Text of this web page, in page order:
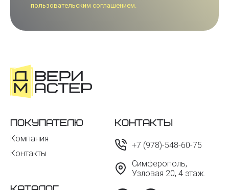
пользовательским соглашением.
Покупателю
Компания
Контакты
Контакты
+7 (978)-548-60-75
Симферополь,
Узловая 20, 4 этаж.